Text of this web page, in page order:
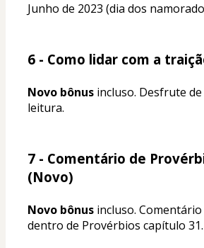
Junho de 2023 (dia dos
6 - Como lidar com a
Novo bônus incluso. Desfrute de
leitura.
7 - Comentário de
(Novo)
Novo bônus incluso.
dentro de Provérbios capítulo 31.